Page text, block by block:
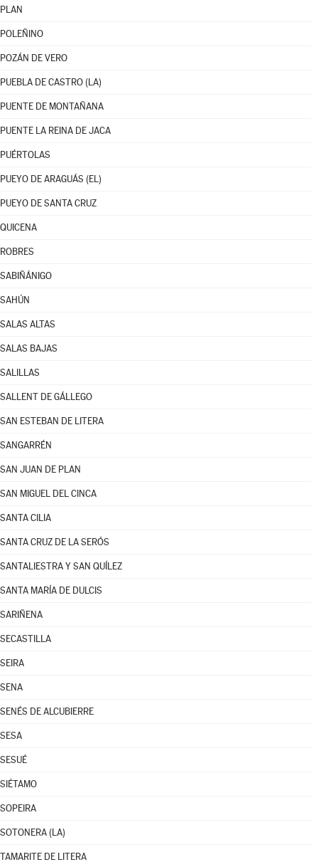
PLAN
POLEÑINO
POZÁN DE VERO
PUEBLA DE CASTRO (LA)
PUENTE DE MONTAÑANA
PUENTE LA REINA DE JACA
PUÉRTOLAS
PUEYO DE ARAGUÁS (EL)
PUEYO DE SANTA CRUZ
QUICENA
ROBRES
SABIÑÁNIGO
SAHÚN
SALAS ALTAS
SALAS BAJAS
SALILLAS
SALLENT DE GÁLLEGO
SAN ESTEBAN DE LITERA
SANGARRÉN
SAN JUAN DE PLAN
SAN MIGUEL DEL CINCA
SANTA CILIA
SANTA CRUZ DE LA SERÓS
SANTALIESTRA Y SAN QUÍLEZ
SANTA MARÍA DE DULCIS
SARIÑENA
SECASTILLA
SEIRA
SENA
SENÉS DE ALCUBIERRE
SESA
SESUÉ
SIÉTAMO
SOPEIRA
SOTONERA (LA)
TAMARITE DE LITERA